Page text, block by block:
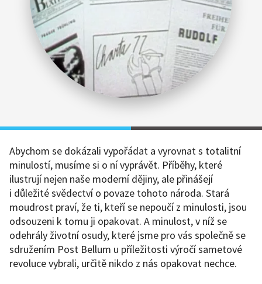
Abychom se dokázali vypořádat a vyrovnat s totalitní
minulostí, musíme si o ní vyprávět. Příběhy, které
ilustrují nejen naše moderní dějiny, ale přinášejí
i důležité svědectví o povaze tohoto národa. Stará
moudrost praví, že ti, kteří se nepoučí z minulosti, jsou
odsouzeni k tomu ji opakovat. A minulost, v níž se
odehrály životní osudy, které jsme pro vás společně se
sdružením Post Bellum u příležitosti výročí sametové
revoluce vybrali, určitě nikdo z nás opakovat nechce.